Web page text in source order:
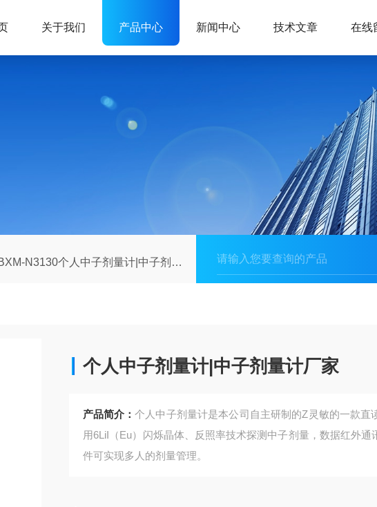
关于我们 产品中心 新闻中心 技术文章 在线
N3130个人中子剂量计|中子剂量计厂家
个人中子剂量计|中子剂量计厂家
产品简介：个人中子剂量计是本公司自主研制的Z灵敏的一款直
用6LiI（Eu）闪烁晶体、反照率技术探测中子剂量，数据红外
件可实现多人的剂量管理。